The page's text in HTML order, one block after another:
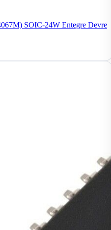
SOIC-24W Entegre Devre